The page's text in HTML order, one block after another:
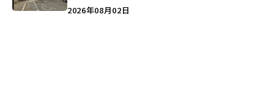
営業に幕…。
2026年08月02日